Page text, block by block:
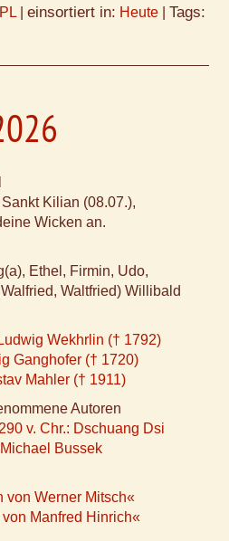
PL einsortiert in: Heute Tags:
Kilian (08.07.),
Wicken an.
Ethel, Firmin, Udo,
Waltfried) Willibald
Wekhrlin († 1792)
Ganghofer († 1720)
Mahler († 1911)
Autoren
v. Chr.: Dschuang Dsi
Bussek
von Werner Mitsch«
Manfred Hinrich«